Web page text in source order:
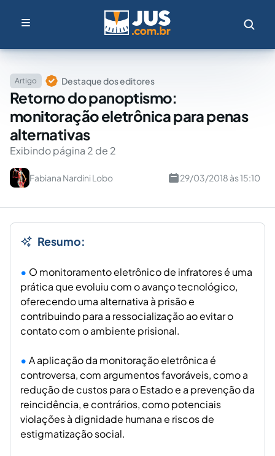
Artigo Destaque dos editores
Retorno do panoptismo:
monitoração eletrônica para penas
alternativas
Exibindo página 2 de 2
Fabiana Nardini Lobo 29/03/2018 às 15:10
Resumo:
O monitoramento eletrônico de infratores é uma
prática que evoluiu com o avanço tecnológico,
oferecendo uma alternativa à prisão e
contribuindo para a ressocialização ao evitar o
contato com o ambiente prisional.
A aplicação da monitoração eletrônica é
controversa, com argumentos favoráveis, como a
redução de custos para o Estado e a prevenção da
reincidência, e contrários, como potenciais
violações à dignidade humana e riscos de
estigmatização social.